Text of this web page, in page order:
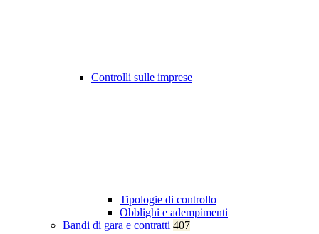
Controlli sulle imprese
Tipologie di controllo
Obblighi e adempimenti
Bandi di gara e contratti 407